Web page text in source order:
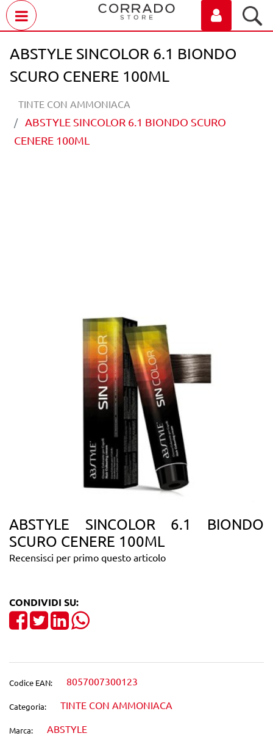
ABSTYLE SINCOLOR 6.1 BIONDO
SCURO CENERE 100ML
TINTE CON AMMONIACA
ABSTYLE SINCOLOR 6.1 BIONDO SCURO
CENERE 100ML
ABSTYLE SINCOLOR 6.1 BIONDO
SCURO CENERE 100ML
Recensisci per primo questo articolo
CONDIVIDI SU:
Share on Facebook
TweetShare on LinkedIn
Codice EAN: 8057007300123
Categoria: TINTE CON AMMONIACA
Marca: ABSTYLE